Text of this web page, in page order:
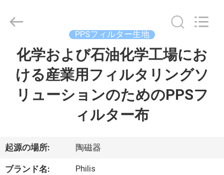
私
達
2026
Technology
Reserved.
PPSフィルター生地
化学および石油化学工場にお
ける産業用フィルタリングソ
リューションのためのPPSフ
ィルター布
起源の場所: 陶磁器
ブランド名: Philis